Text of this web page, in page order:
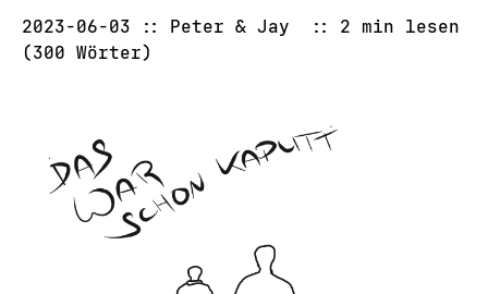
2023-06-03 Peter & Jay
2 min lesen
(300 Wörter)